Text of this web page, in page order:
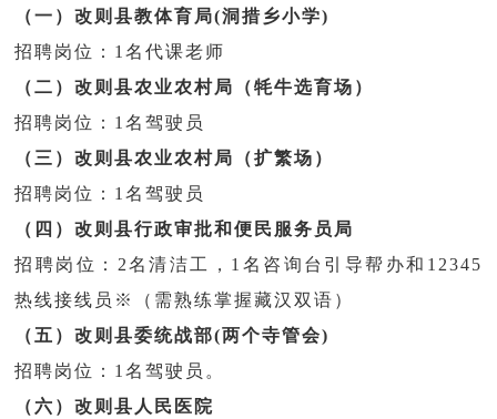
（一）改则县教体育局(洞措乡小学)
招聘岗位：1名代课老师
（二）改则县农业农村局（牦牛选育场）
招聘岗位：1名驾驶员
（三）改则县农业农村局（扩繁场）
招聘岗位：1名驾驶员
（四）改则县行政审批和便民服务员局
招聘岗位：2名清洁工，1名咨询台引导帮办和12345
热线接线员 ※
（需熟练掌握藏汉双语）
（五）改则县委统战部(两个寺管会)
招聘岗位：1名驾驶员。
（六）改则县人民医院